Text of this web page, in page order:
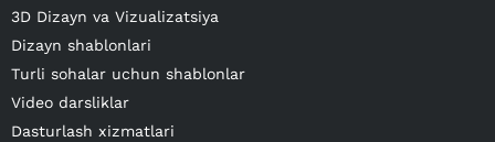
3D Dizayn va Vizualizatsiya
Dizayn shablonlari
Turli sohalar uchun shablonlar
Video darsliklar
Dasturlash xizmatlari